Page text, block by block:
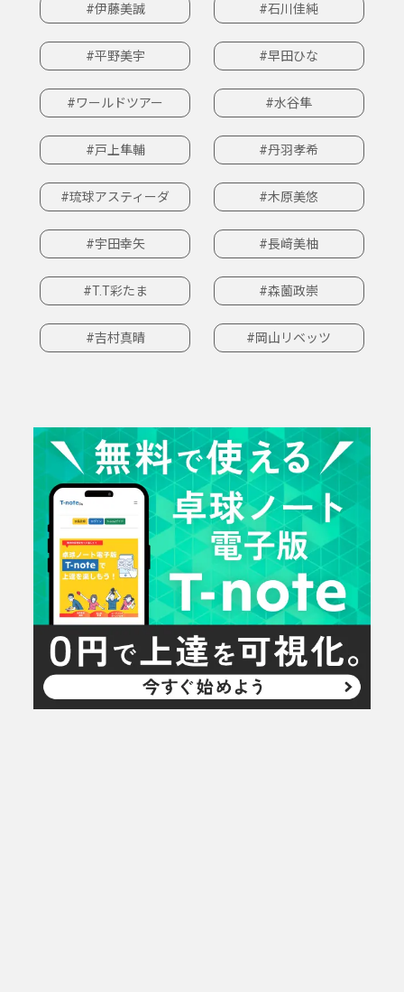
#伊藤美誠 #石川佳純
#平野美宇 #早田ひな
#ワールドツアー #水谷隼
#戸上隼輔 #丹羽孝希
#琉球アスティーダ #木原美悠
#宇田幸矢 #長﨑美柚
#T.T彩たま #森薗政崇
#吉村真晴 #岡山リベッツ